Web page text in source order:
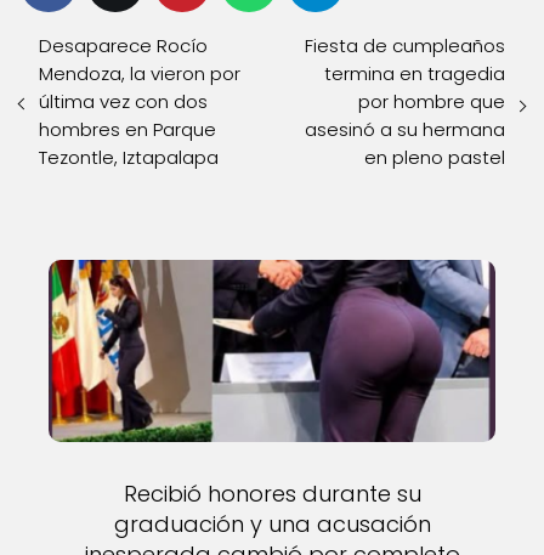
Desaparece Rocío
Mendoza, la vieron por
última vez con dos
hombres en Parque
Tezontle, Iztapalapa
Fiesta de cumpleaños
termina en tragedia
por hombre que
asesinó a su hermana
en pleno pastel
Recibió honores durante su
graduación y una acusación